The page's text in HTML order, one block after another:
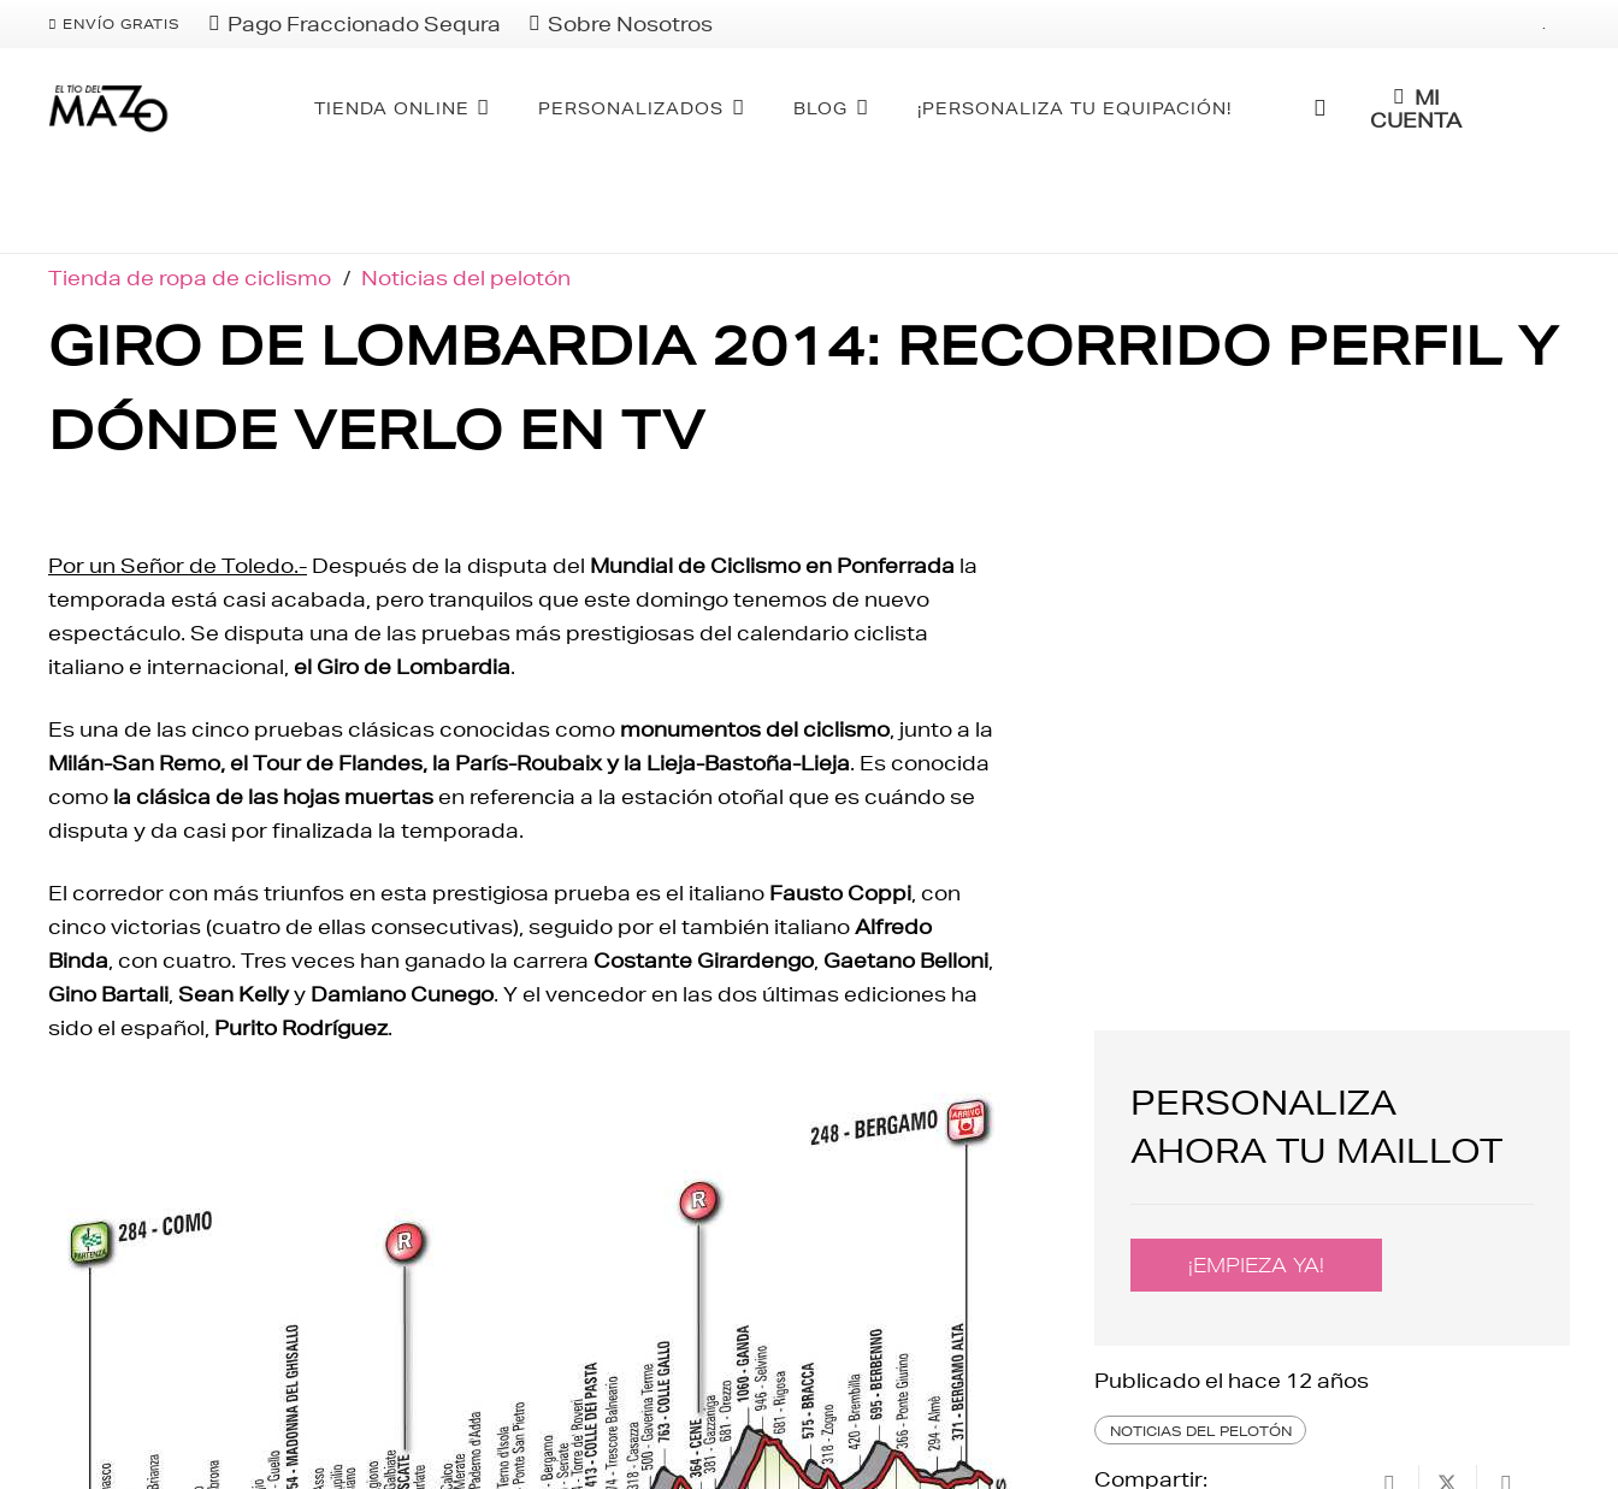
ENVÍO GRATIS Pago Fraccionado Sequra Sobre Nosotros .
TIENDA ONLINE PERSONALIZADOS BLOG ¡PERSONALIZA TU EQUIPACIÓN!
MI
CUENTA
Tienda de ropa de ciclismo / Noticias del pelotón
GIRO DE LOMBARDIA 2014: RECORRIDO PERFIL Y
DÓNDE VERLO EN TV
Por un Señor de Toledo.- Después de la disputa del Mundial de Ciclismo en Ponferrada la
temporada está casi acabada, pero tranquilos que este domingo tenemos de nuevo
espectáculo. Se disputa una de las pruebas más prestigiosas del calendario ciclista
italiano e internacional, el Giro de Lombardia.
Es una de las cinco pruebas clásicas conocidas como monumentos del ciclismo , junto a la
Milán-San Remo, el Tour de Flandes, la París-Roubaix y la Lieja-Bastoña-Lieja. Es conocida
como la clásica de las hojas muertasen referencia a la estación otoñal que es cuándo se
disputa y da casi por finalizada la temporada.
El corredor con más triunfos en esta prestigiosa prueba es el italiano Fausto Coppi , con
cinco victorias (cuatro de ellas consecutivas), seguido por el también italianoAlfredo
Binda , con cuatro. Tres veces han ganado la carrera Costante Girardengo Gaetano Belloni
Gino Bartali Sean Kellyy Damiano Cunego. Y el vencedor en las dos últimas ediciones ha
sido el español, Purito Rodríguez.
PERSONALIZA
AHORA TU MAILLOT
¡EMPIEZA YA!
Publicado el hace 12 años
NOTICIAS DEL PELOTÓN
Compartir: